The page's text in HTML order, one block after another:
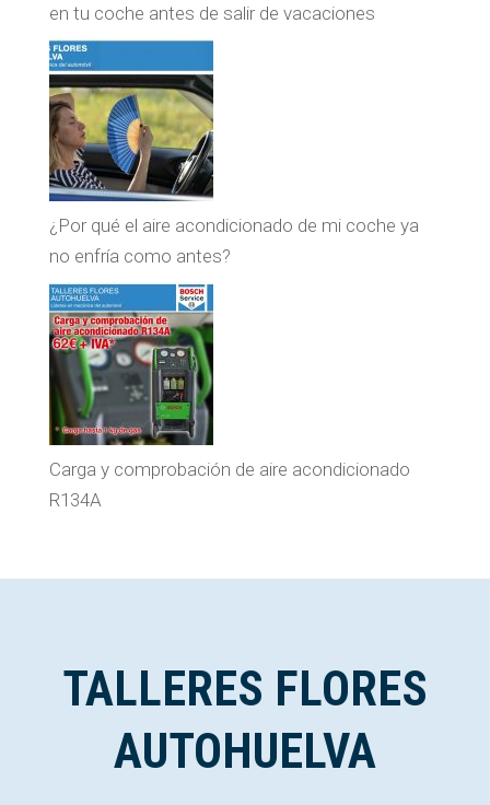
en tu coche antes de salir de vacaciones
¿Por qué el aire acondicionado de mi coche ya
no enfría como antes?
Carga y comprobación de aire acondicionado
R134A
TALLERES FLORES
AUTOHUELVA